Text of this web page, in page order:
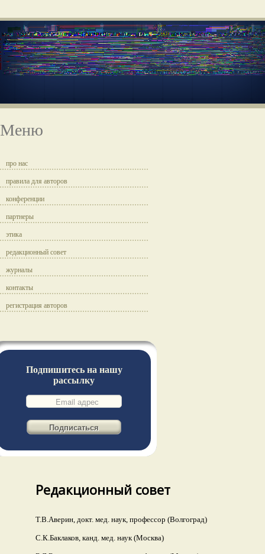
Меню
про нас
правила для авторов
конференции
партнеры
этика
редакционный совет
журналы
контакты
регистрация авторов
Подпишитесь на нашу
рассылку
Редакционный совет
Т.В.Аверин, докт. мед. наук, профессор (Волгоград)
С.К.Баклаков, канд. мед. наук (Москва)